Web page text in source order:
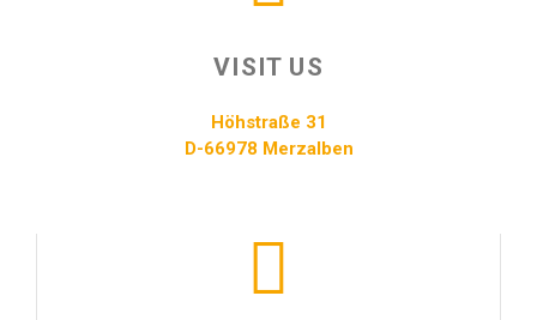
VISIT US
Höhstraße 31
D-66978 Merzalben